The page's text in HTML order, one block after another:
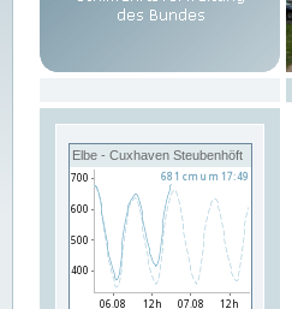
Elbe - Cuxhaven Steubenhöft